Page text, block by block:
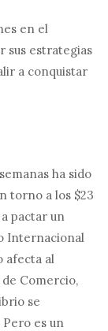
en el
sus estrategias
a conquistar
ha sido
torno a los $23
pactar un
Internacional
afecta al
Comercio,
se
es un